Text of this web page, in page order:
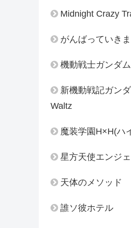
Midnight Crazy
がんばっていき
機動戦士ガンダ
新機動戦記ガン
Waltz
魔装学園H×H(ハ
星方天使エンジ
天体のメソッド
誰ソ彼ホテル